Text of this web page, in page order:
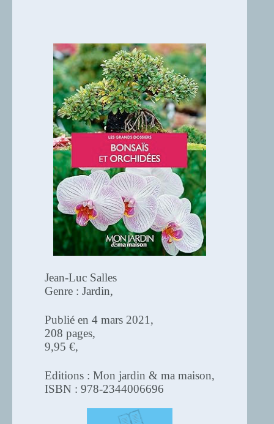
Jean-Luc Salles
Genre : Jardin,
Publié en 4 mars 2021,
208 pages,
9,95 €,
Editions : Mon jardin & ma maison,
ISBN : 978-2344006696